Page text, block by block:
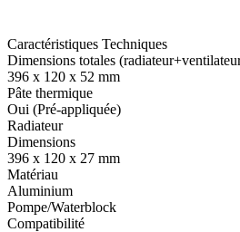
Caractéristiques Techniques
Dimensions totales
396 x 120 x 52 mm
Pâte thermique
Oui (Pré-appliquée)
Radiateur
Dimensions
396 x 120 x 27 mm
Matériau
Aluminium
Pompe/Waterblock
Compatibilité